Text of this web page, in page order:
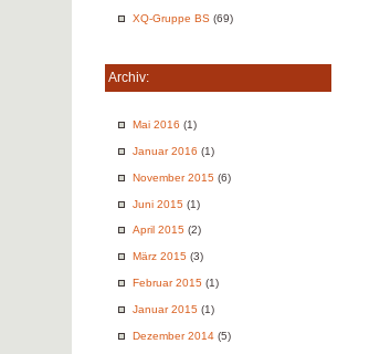
XQ-Gruppe BS (69)
Archiv:
Mai 2016 (1)
Januar 2016 (1)
November 2015 (6)
Juni 2015 (1)
April 2015 (2)
März 2015 (3)
Februar 2015 (1)
Januar 2015 (1)
Dezember 2014 (5)